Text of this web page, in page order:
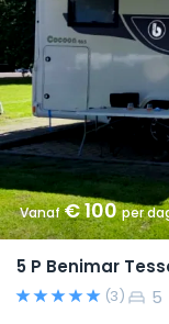
Vanaf€ 100per
5 P Benimar
(3) 5